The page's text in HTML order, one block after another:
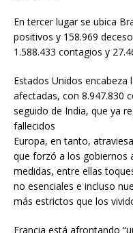
En tercer lugar se ubica
positivos y 158.969
1.588.433 contagios y
Estados Unidos encabeza
afectadas, con 8.947.830
seguido de India, que ya
fallecidos
Europa, en tanto,
que forzó a los gobiernos
medidas, entre ellas
no esenciales e incluso
más estrictos que los
Francia está afrontando